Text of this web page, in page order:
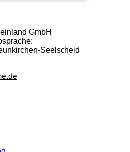
GmbH
Seelscheid